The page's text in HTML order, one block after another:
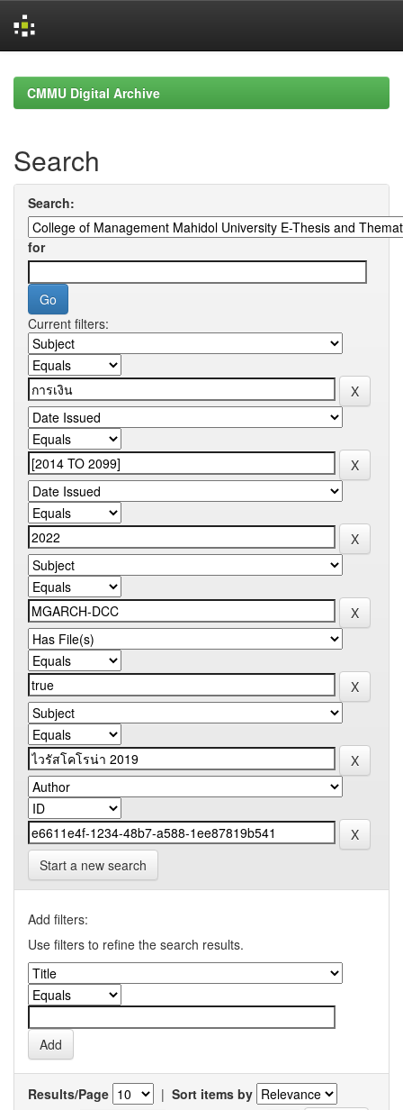
navigationCMMU Digital Archive
Search
Search:
for
Current filters:
Start a new search
Add filters:
Use filters to refine the search results.
Results/Page | Sort items by